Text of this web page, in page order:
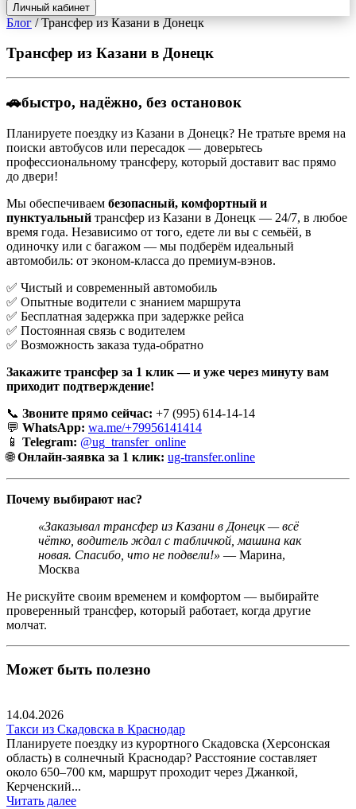
Личный кабинет
Блог/Трансфер из Казани в Донецк
Трансфер из Казани в Донецк
🚗быстро, надёжно, без остановок
Планируете поездку из Казани в Донецк? Не тратьте время на
поиски автобусов или пересадок — доверьтесь
профессиональному трансферу, который доставит вас прямо
до двери!
Мы обеспечиваем безопасный, комфортный и
пунктуальный трансфер из Казани в Донецк — 24/7, в любое
время года. Независимо от того, едете ли вы с семьёй, в
одиночку или с багажом — мы подберём идеальный
автомобиль: от эконом-класса до премиум-вэнов.
✅ Чистый и современный автомобиль
✅ Опытные водители с знанием маршрута
✅ Бесплатная задержка при задержке рейса
✅ Постоянная связь с водителем
✅ Возможность заказа туда-обратно
Закажите трансфер за 1 клик — и уже через минуту вам
приходит подтверждение!
📞 Звоните прямо сейчас: +7 (995) 614-14-14
💬 WhatsApp: wa.me/+79956141414
📱 Telegram: @ug_transfer_online
🌐Онлайн-заявка за 1 клик: ug-transfer.online
Почему выбирают нас?
«Заказывал трансфер из Казани в Донецк — всё
чётко, водитель ждал с табличкой, машина как
новая. Спасибо, что не подвели!» — Марина,
Москва
Не рискуйте своим временем и комфортом — выбирайте
проверенный трансфер, который работает, когда другие
молчат.
Может быть полезно
14.04.2026
Такси из Скадовска в Краснодар
Планируете поездку из курортного Скадовска (Херсонская
область) в солнечный Краснодар? Расстояние составляет
около 650–700 км, маршрут проходит через Джанкой,
Керченский...
Читать далее